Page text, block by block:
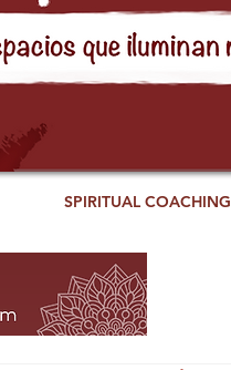
SPIRITUAL COACHING